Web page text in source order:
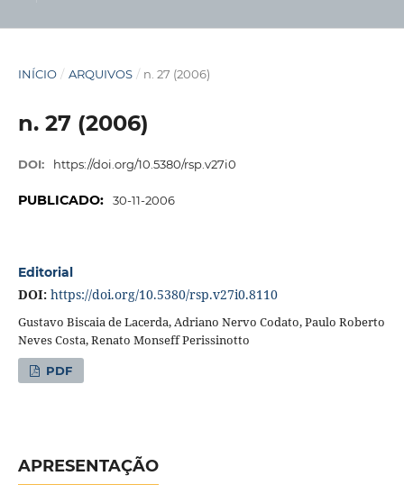
INÍCIO / ARQUIVOS / n. 27 (2006)
n. 27 (2006)
DOI: https://doi.org/10.5380/rsp.v27i0
PUBLICADO: 30-11-2006
Editorial
DOI: https://doi.org/10.5380/rsp.v27i0.8110
Gustavo Biscaia de Lacerda, Adriano Nervo Codato, Paulo Roberto
Neves Costa, Renato Monseff Perissinotto
PDF
APRESENTAÇÃO